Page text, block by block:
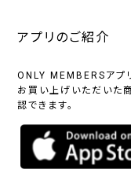
アプリのご紹介
ONLY MEMBERSアプ
お買い上げいただいた
認できます。